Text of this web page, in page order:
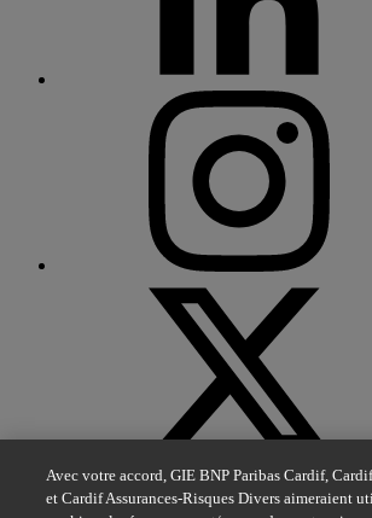
Avec votre accord, GIE BNP Paribas Cardif,
et Cardif Assurances-Risques Divers aimeraient